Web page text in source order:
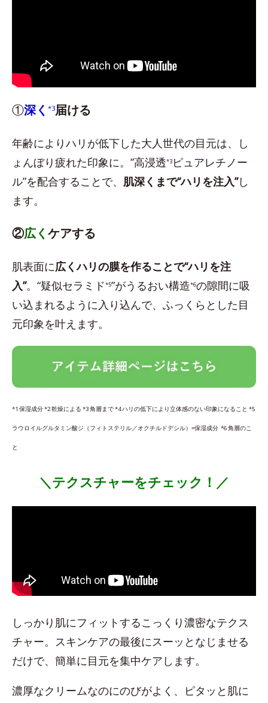
①深く *3届ける
年齢によりハリが低下した大人世代の目元は、し
ょんぼり疲れた印象に。”高浸透*3 ピュアレチノー
ル”を配合することで、 肌深くまで“ハリを注入”し
ます。
②広く ケアする
肌表面に広くハリの膜を作ることで“ハリを注
入”。“疑似セラミド*5”がうるおい構造*6の隙間に吸
い込まれるように入り込んで、ふっくらとした目
元印象を叶えます。
*1 保湿成分 *2 乾燥による *3 角層まで *4 ハリの低下により立体感のない印象になること *5
ラウロイルグルタミン酸ジ（フィトステリル／オクチルドデシル）=保湿成分 *6 角層のこ
と
＼テクスチャーをチェック！／
しっかり肌にフィットするこっくり濃密なテクス
チャー。スキンケアの最後にスーッとなじませる
だけで、簡単に目元を集中ケアします。
濃厚なクリームなのにのびがよく、ピタッと肌に